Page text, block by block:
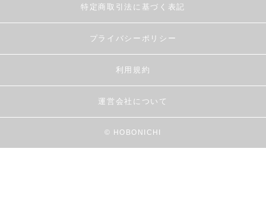
特定商取引法に基づく表記
プライバシーポリシー
利用規約
運営会社について
© HOBONICHI